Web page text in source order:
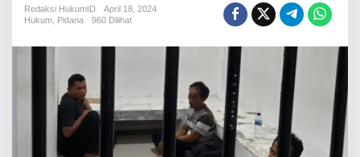
Jeruji
Besi
Redaksi HukumID
April 18, 2024
Hukum Pidana 960 Dilihat